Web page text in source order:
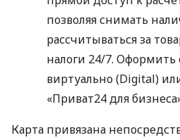
позволяя снимать
рассчитываться за
налоги 24/7.
виртуально (Digital)
«Приват24 для
Карта привязана